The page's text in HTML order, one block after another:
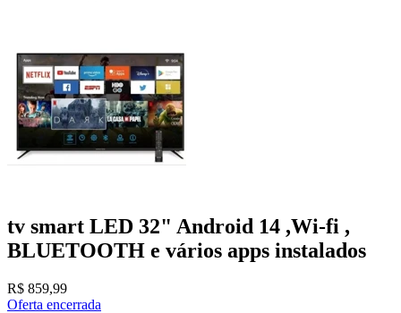
tv smart LED 32" Android 14 ,Wi-fi ,
BLUETOOTH e vários apps instalados
R$ 859,99
Oferta encerrada